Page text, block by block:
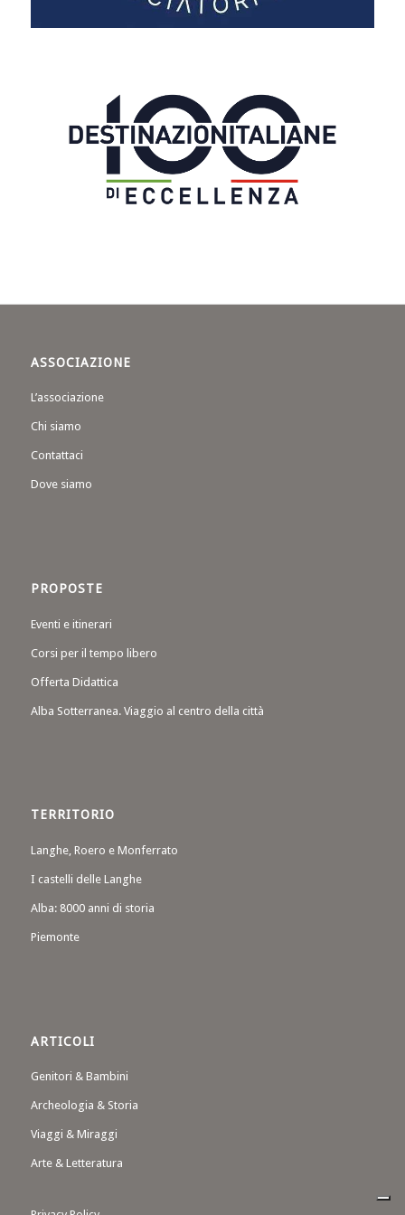
ASSOCIAZIONE
L’associazione
Chi siamo
Contattaci
Dove siamo
PROPOSTE
Eventi e itinerari
Corsi per il tempo libero
Offerta Didattica
Alba Sotterranea. Viaggio al centro della città
TERRITORIO
Langhe, Roero e Monferrato
I castelli delle Langhe
Alba: 8000 anni di storia
Piemonte
ARTICOLI
Genitori & Bambini
Archeologia & Storia
Viaggi & Miraggi
Arte & Letteratura